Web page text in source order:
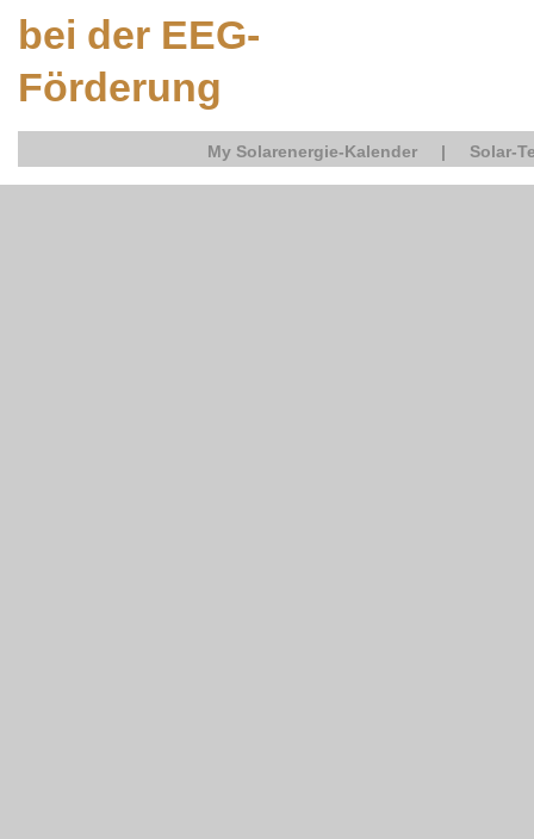
bei der EEG-
Förderung
My Solarenergie-Kalender | Solar-